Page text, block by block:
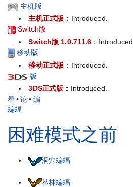
主机版
主机正式版 ：Introduced.
Switch版
Switch版 1.0.711.6 ：Introduced.
移动版
移动正式版 ：Introduced.
版
3DS正式版 ：Introduced.
看•论•编
蝙蝠
困难模式之前
洞穴蝙蝠
丛林蝙蝠